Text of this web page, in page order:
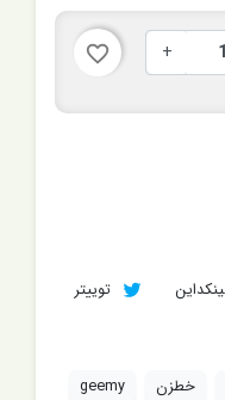
+
favorite_border
توییتر
خطزن
geemy